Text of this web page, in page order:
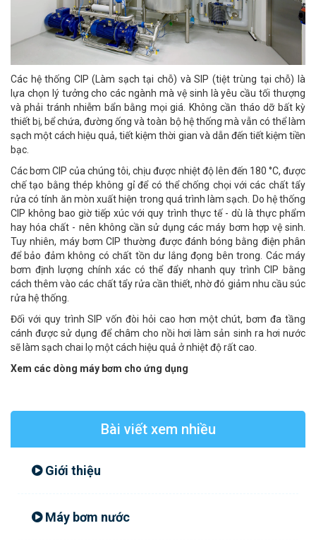
Các hệ thống CIP (Làm sạch tại chỗ) và SIP (tiệt trùng tại chỗ) là
lựa chọn lý tưởng cho các ngành mà vệ sinh là yêu cầu tối thượng
và phải tránh nhiễm bẩn bằng mọi giá. Không cần tháo dỡ bất kỳ
thiết bị, bể chứa, đường ống và toàn bộ hệ thống mà vẫn có thể làm
sạch một cách hiệu quả, tiết kiệm thời gian và dẫn đến tiết kiệm tiền
bạc.
Các bơm CIP của chúng tôi, chịu được nhiệt độ lên đến 180 °C, được
chế tạo bằng thép không gỉ để có thể chống chọi với các chất tẩy
rửa có tính ăn mòn xuất hiện trong quá trình làm sạch. Do hệ thống
CIP không bao giờ tiếp xúc với quy trình thực tế - dù là thực phẩm
hay hóa chất - nên không cần sử dụng các máy bơm hợp vệ sinh.
Tuy nhiên, máy bơm CIP thường được đánh bóng bằng điện phân
để bảo đảm không có chất tồn dư lắng đọng bên trong. Các máy
bơm định lượng chính xác có thể đẩy nhanh quy trình CIP bằng
cách thêm vào các chất tẩy rửa cần thiết, nhờ đó giảm nhu cầu súc
rửa hệ thống.
Đối với quy trình SIP vốn đòi hỏi cao hơn một chút, bơm đa tầng
cánh được sử dụng để châm cho nồi hơi làm sản sinh ra hơi nước
sẽ làm sạch chai lọ một cách hiệu quả ở nhiệt độ rất cao.
Xem các dòng máy bơm cho ứng dụng
Bài viết xem nhiều
Giới thiệu
Máy bơm nước